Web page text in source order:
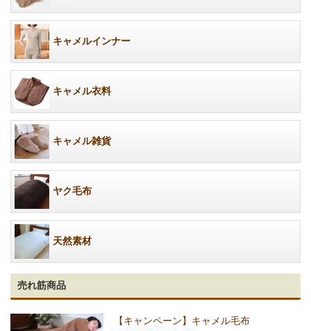
キャメルインナー
キャメル衣料
キャメル雑貨
ヤク毛布
天然素材
売れ筋商品
【キャンペーン】キャメル毛布